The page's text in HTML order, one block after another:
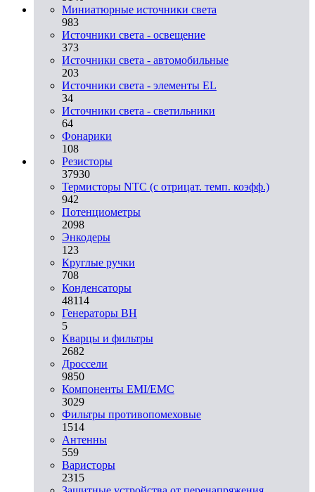
Миниатюрные источники света
983
Источники света - освещение
373
Источники света - автомобильные
203
Источники света - элементы EL
34
Источники света - светильники
64
Фонарики
108
Резисторы
37930
Термисторы NTC (с отрицат. темп. коэфф.)
942
Потенциометры
2098
Энкодеры
123
Круглые ручки
708
Конденсаторы
48114
Генераторы ВН
5
Кварцы и фильтры
2682
Дроссели
9850
Компоненты EMI/EMC
3029
Фильтры противопомеховые
1514
Антенны
559
Варисторы
2315